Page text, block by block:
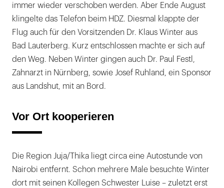
immer wieder verschoben werden. Aber Ende August
klingelte das Telefon beim HDZ. Diesmal klappte der
Flug auch für den Vorsitzenden Dr. Klaus Winter aus
Bad Lauterberg. Kurz entschlossen machte er sich auf
den Weg. Neben Winter gingen auch Dr. Paul Festl,
Zahnarzt in Nürnberg, sowie Josef Ruhland, ein Sponsor
aus Landshut, mit an Bord.
Vor Ort kooperieren
Die Region Juja/Thika liegt circa eine Autostunde von
Nairobi entfernt. Schon mehrere Male besuchte Winter
dort mit seinen Kollegen Schwester Luise – zuletzt erst